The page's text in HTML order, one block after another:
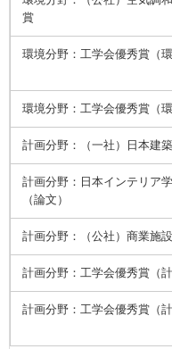
賞
環境分野：工学会優秀賞（環
環境分野：工学会優秀賞（環
計画分野：（一社）日本建
計画分野：日本インテリア
（論文）
計画分野：（公社）商業施
計画分野：工学会優秀賞（計
計画分野：工学会優秀賞（計